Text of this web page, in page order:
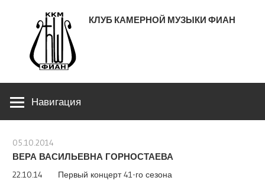
содержимому
КЛУБ КАМЕРНОЙ МУЗЫКИ ФИАН
ЛЕНИНСКИЙ ПРОСПЕКТ 53
Навигация
05.10.2014
ВЕРА ВАСИЛЬЕВНА ГОРНОСТАЕВА
22.10.14 Первый концерт 41-го сезона